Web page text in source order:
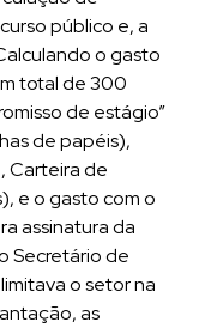
público e, a
o gasto
total de 300
de estágio”
de papéis),
Carteira de
e o gasto com o
assinatura da
Secretário de
o setor na
as